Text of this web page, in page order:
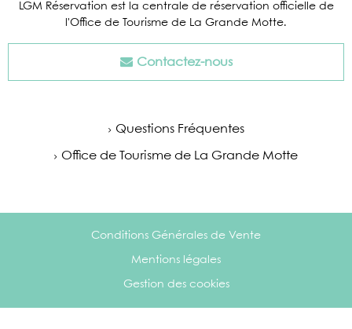
LGM Réservation est la centrale de réservation officielle de
l'Office de Tourisme de La Grande Motte.
Contactez-nous
Questions Fréquentes
Office de Tourisme de La Grande Motte
Conditions Générales de Vente
Mentions légales
Gestion des cookies